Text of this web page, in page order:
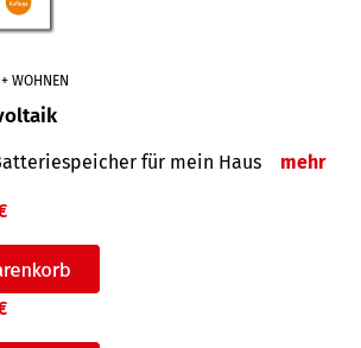
WOHNEN
für mein Haus mehr